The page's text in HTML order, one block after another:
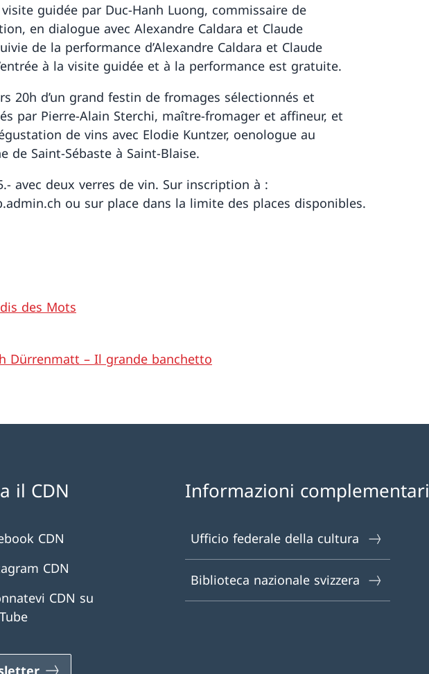
visite guidée par Duc-Hanh Luong, commissaire de
en dialogue avec Alexandre Caldara et Claude
de la performance d’Alexandre Caldara et Claude
à la visite guidée et à la performance est gratuite.
20h d’un grand festin de fromages sélectionnés et
par Pierre-Alain Sterchi, maître-fromager et affineur, et
de vins avec Elodie Kuntzer, oenologue au
de Saint-Sébaste à Saint-Blaise.
avec deux verres de vin. Sur inscription à :
ou sur place dans la limite des places disponibles.
des Mots
Dürrenmatt – Il grande banchetto
il CDN
CDN
CDN
CDN su
Informazioni complementari
Ufficio federale della cultura
Biblioteca nazionale svizzera